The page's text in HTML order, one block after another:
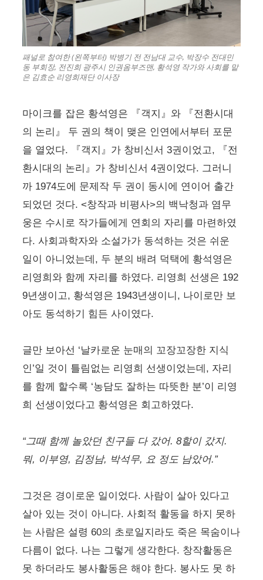
패널로 참여한 (왼쪽부터) 박병기 전 전남대 교수, 박장수 전대민
동 부회장, 전진희 광주시 인권옴부즈맨, 황석영 작가와 사회를 맡
은 김효순 리영희재단 이사장
마이크를 잡은 황석영은 『객지』와 『전환시대
의 논리』 두 권의 책이 맺은 인연에서부터 포문
을 열었다. 『객지』가 창비신서 3권이었고, 『전
환시대의 논리』가 창비신서 4권이었다. 그러니
까 1974도에 문제작 두 권이 동시에 연이어 출간
되었던 것다. <창작과 비평사>의 백낙청과 염무
웅은 수시로 작가들에게 연회의 자리를 마련하였
다. 사회과학자와 소설가가 동석하는 것은 쉬운
일이 아니었는데, 두 분의 배려 덕택에 황석영은
리영희와 함께 자리를 하였다. 리영희 선생은 192
9년생이고, 황석영은 1943년생이니, 나이로만 보
아도 동석하기 힘든 사이였다.
글만 보아선 ‘날카로운 눈매의 꼬장꼬장한 지식
인’일 것이 틀림없는 리영희 선생이었는데, 자리
를 함께 할수록 ‘농담도 잘하는 따뜻한 분’이 리영
희 선생이었다고 황석영은 회고하였다.
“그때 함께 놀았던 친구들 다 갔어. 8할이 갔지.
뭐, 이부영, 김정남, 박석무, 요 정도 남았어.”
그것은 경이로운 일이었다. 사람이 살아 있다고
살아 있는 것이 아니다. 사회적 활동을 하지 못하
는 사람은 설령 60의 초로일지라도 죽은 목숨이나
다름이 없다. 나는 그렇게 생각한다. 창작활동은
못 하더라도 봉사활동은 해야 한다. 봉사도 못 하